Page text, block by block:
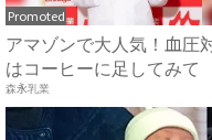
Promoted
アマゾンで大人気！血圧
はコーヒーに足してみて
森永乳業